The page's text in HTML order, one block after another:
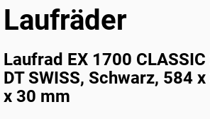
Laufräder
Laufrad EX 1700
DT SWISS, Schwarz, 584
x 30 mm